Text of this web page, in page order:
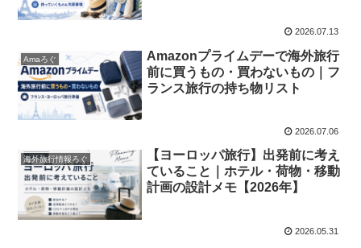
2026.07.13
Amaろぐ
Amazonプライムデーで海外旅行
前に買うもの・買わないもの｜フ
ランス旅行の持ち物リスト
2026.07.06
海外旅行情報ろぐ
【ヨーロッパ旅行】出発前に考え
ていること｜ホテル・荷物・移動
計画の設計メモ【2026年】
2026.05.31